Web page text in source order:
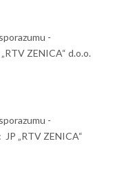
-
ZENICA“ d.o.o.
-
„RTV ZENICA“